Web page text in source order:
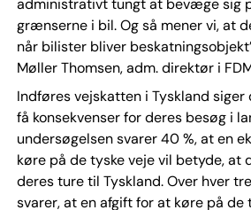
administrativt tungt at bevæge sig
grænserne i bil. Og så mener vi, at
når bilister bliver
Møller Thomsen, adm. direktør i
Indføres vejskatten i Tyskland siger
få konsekvenser for deres besøg i
undersøgelsen svarer 40 %, at en
køre på de tyske veje vil betyde, at
deres ture til Tyskland. Over hver
svarer, at en afgift for at køre på de